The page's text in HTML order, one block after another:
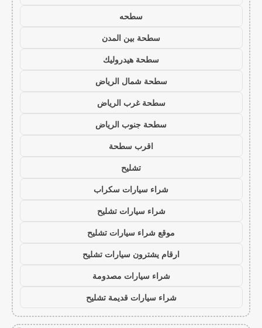
سطحه
سطحة بين المدن
سطحة هيدروليك
سطحة شمال الرياض
سطحة غرب الرياض
سطحة جنوب الرياض
اقرب سطحة
تشليح
شراء سيارات سكراب
شراء سيارات تشليح
موقع شراء سيارات تشليح
ارقام يشترون سيارات تشليح
شراء سيارات مصدومة
شراء سيارات قديمة تشليح